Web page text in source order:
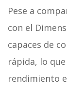
Pese a
con el
capaces de
rápida, lo
rendimiento